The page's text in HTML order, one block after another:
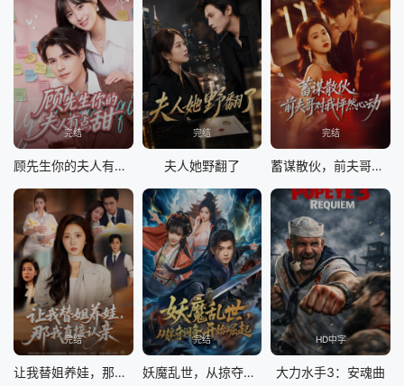
完结
顾先生你的夫人有点甜
完结
夫人她野翻了
完结
蓄谋散伙，前夫哥对我怦然心动
完结
让我替姐养娃，那我直接认亲
完结
妖魔乱世，从掠夺词条开始崛起
HD中字
大力水手3：安魂曲